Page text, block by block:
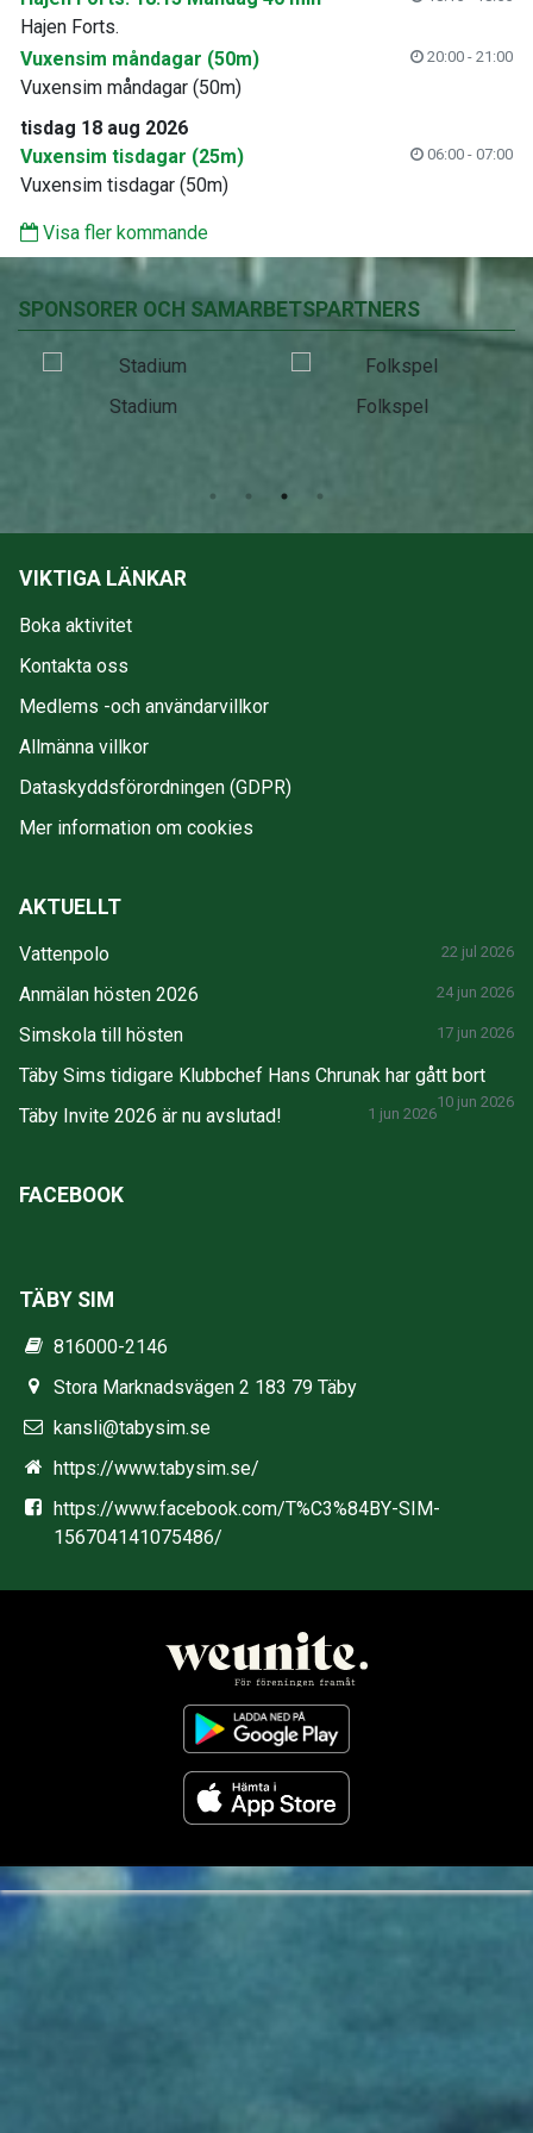
Hajen Forts.
Vuxensim måndagar (50m)
20:00 - 21:00
Vuxensim måndagar (50m)
tisdag 18 aug 2026
Vuxensim tisdagar (25m)
06:00 - 07:00
Vuxensim tisdagar (50m)
Visa fler kommande
SPONSORER OCH SAMARBETSPARTNERS
Stadium Folkspel
VIKTIGA LÄNKAR
Boka aktivitet
Kontakta oss
Medlems -och användarvillkor
Allmänna villkor
Dataskyddsförordningen (GDPR)
Mer information om cookies
AKTUELLT
Vattenpolo 22 jul 2026
Anmälan hösten 2026 24 jun 2026
Simskola till hösten 17 jun 2026
Täby Sims tidigare Klubbchef Hans Chrunak har gått bort
10 jun 2026
Täby Invite 2026 är nu avslutad! 1 jun 2026
FACEBOOK
TÄBY SIM
816000-2146
Stora Marknadsvägen 2 183 79 Täby
kansli@tabysim.se
https://www.tabysim.se/
https://www.facebook.com/T%C3%84BY-SIM-
156704141075486/